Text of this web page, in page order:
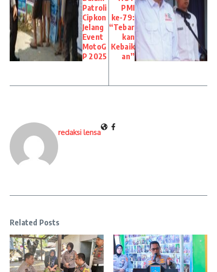
Patroli
Cipkon
Jelang
Event
MotoG
P 2025
PMI
ke-79:
“Tebar
kan
Kebaik
an”
redaksi lensa
Related Posts